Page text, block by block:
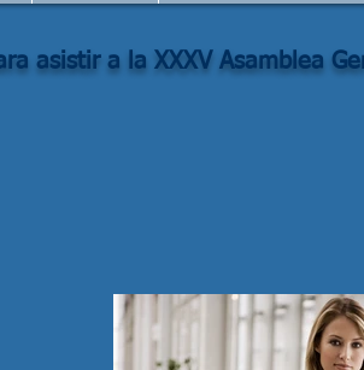
asistir a la XXXV Asamblea